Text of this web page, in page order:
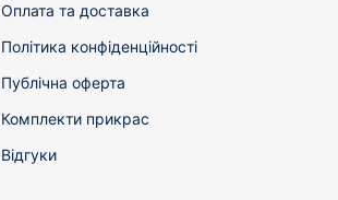
Оплата та доставка
Політика конфіденційності
Публічна оферта
Комплекти прикрас
Відгуки